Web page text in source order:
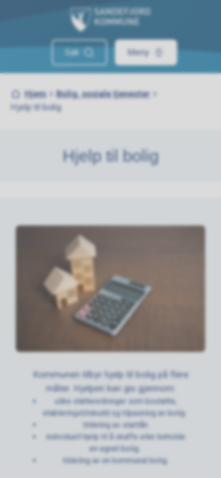
Sandefjord kommune
Søk Meny
Du er her:
Hjem
Bolig, sosiale tjenester
Hjelp til bolig
Hjelp til bolig
Kommunen tilbyr hjelp til bolig på flere
måter. Hjelpen kan gis gjennom:
ulike støtteordninger som bostøtte,
etableringstilskudd og tilpasning av bolig.
tildeling av startlån
individuell hjelp til å skaffe eller beholde
en egnet bolig.
tildeling av en kommunal bolig.